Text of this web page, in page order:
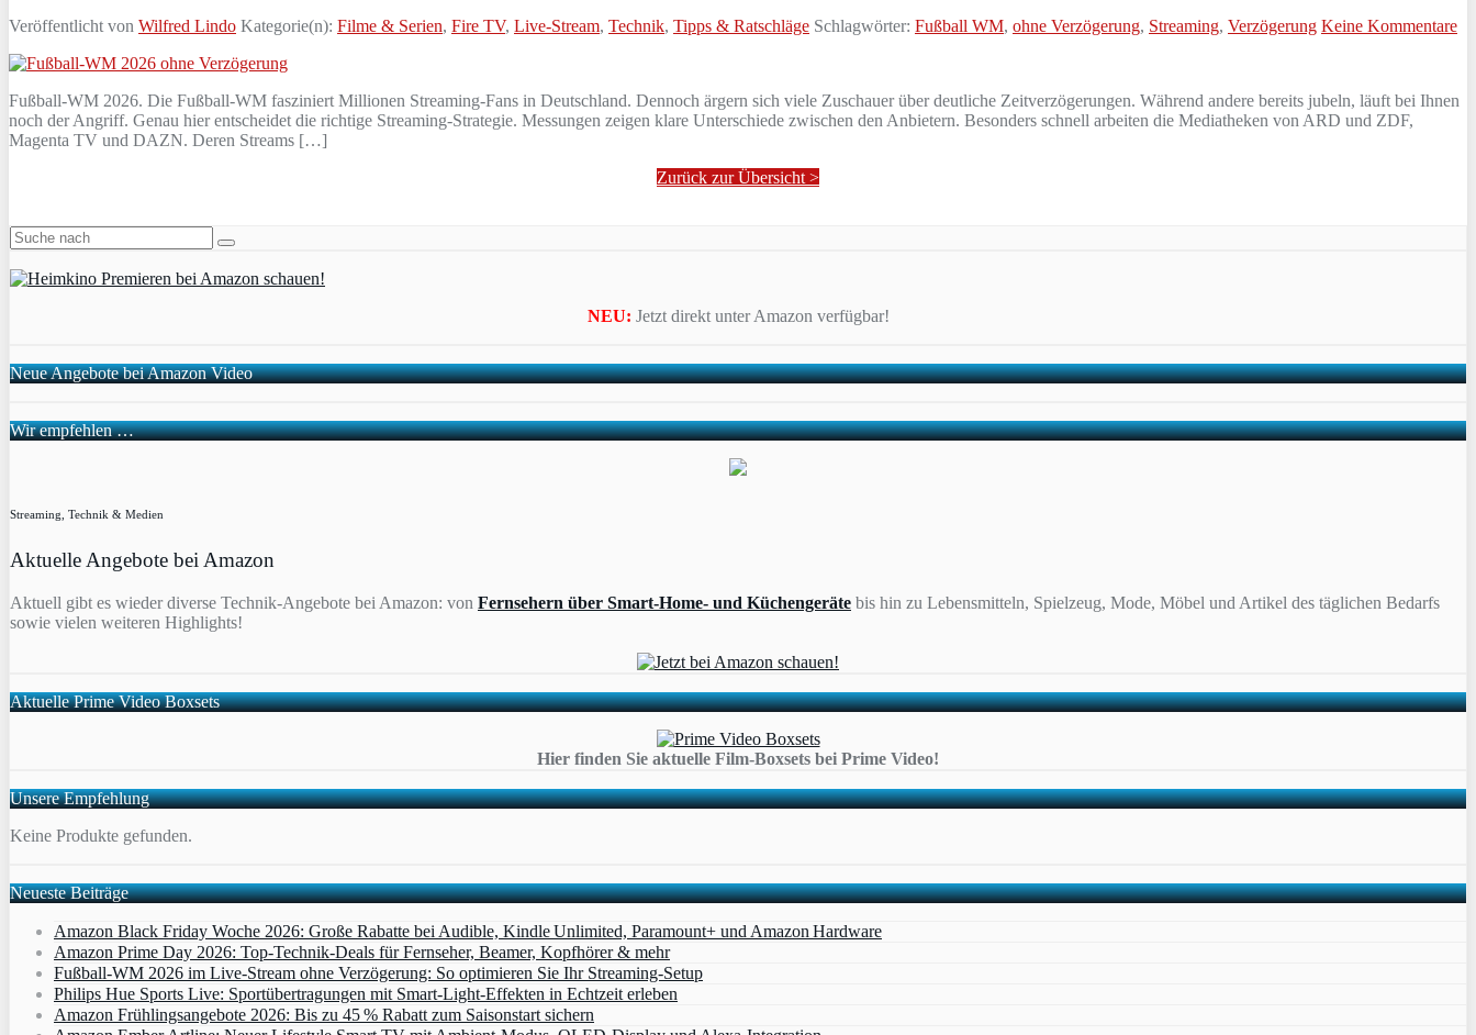
Veröffentlicht von Wilfred Lindo Kategorie(n): Filme & Serien, Fire TV, Live-Stream, Technik, Tipps & Ratschläge Schlagwörter: Fußball WM, ohne Verzögerung, Streaming, Verzögerung Keine Kommentare
Fußball-WM 2026. Die Fußball-WM fasziniert Millionen Streaming-Fans in Deutschland. Dennoch ärgern sich viele Zuschauer über deutliche Zeitverzögerungen. Während andere bereits jubeln, läuft bei Ihnen
noch der Angriff. Genau hier entscheidet die richtige Streaming-Strategie. Messungen zeigen klare Unterschiede zwischen den Anbietern. Besonders schnell arbeiten die Mediatheken von ARD und ZDF,
Magenta TV und DAZN. Deren Streams […]
Zurück zur Übersicht >
NEU: Jetzt direkt unter Amazon verfügbar!
Neue Angebote bei Amazon Video
Wir empfehlen …
Streaming, Technik & Medien
Aktuelle Angebote bei Amazon
Aktuell gibt es wieder diverse Technik-Angebote bei Amazon: von Fernsehern über Smart-Home- und Küchengeräte bis hin zu Lebensmitteln, Spielzeug, Mode, Möbel und Artikel des täglichen Bedarfs
sowie vielen weiteren Highlights!
Aktuelle Prime Video Boxsets
Hier finden Sie aktuelle Film-Boxsets bei Prime Video!
Unsere Empfehlung
Keine Produkte gefunden.
Neueste Beiträge
Amazon Black Friday Woche 2026: Große Rabatte bei Audible, Kindle Unlimited, Paramount+ und Amazon Hardware
Amazon Prime Day 2026: Top-Technik-Deals für Fernseher, Beamer, Kopfhörer & mehr
Fußball-WM 2026 im Live-Stream ohne Verzögerung: So optimieren Sie Ihr Streaming-Setup
Philips Hue Sports Live: Sportübertragungen mit Smart‑Light‑Effekten in Echtzeit erleben
Amazon Frühlingsangebote 2026: Bis zu 45 % Rabatt zum Saisonstart sichern